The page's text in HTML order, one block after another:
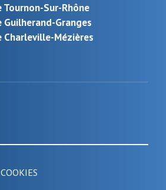
Sur-Rhône
Granges
Charleville-Mézières